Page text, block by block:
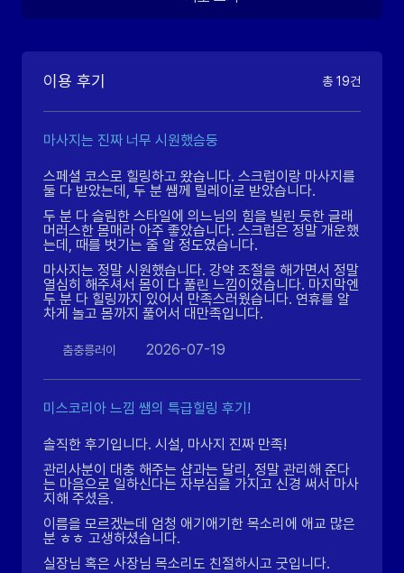
이용 후기 총 19건
마사지는 진짜 너무 시원했슴둥
스페셜 코스로 힐링하고 왔습니다. 스크럽이랑 마사지를
둘 다 받았는데, 두 분 쌤께 릴레이로 받았습니다.
두 분 다 슬림한 스타일에 의느님의 힘을 빌린 듯한 글래
머러스한 몸매라 아주 좋았습니다. 스크럽은 정말 개운했
는데, 때를 벗기는 줄 알 정도였습니다.
마사지는 정말 시원했습니다. 강약 조절을 해가면서 정말
열심히 해주셔서 몸이 다 풀린 느낌이었습니다. 마지막엔
두 분 다 힐링까지 있어서 만족스러웠습니다. 연휴를 알
차게 놀고 몸까지 풀어서 대만족입니다.
춤충릉러이 2026-07-19
미스코리아 느낌 쌤의 특급힐링 후기!
솔직한 후기입니다. 시설, 마사지 진짜 만족!
관리사분이 대충 해주는 샵과는 달리, 정말 관리해 준다
는 마음으로 일하신다는 자부심을 가지고 신경 써서 마사
지해 주셨음.
이름을 모르겠는데 엄청 애기애기한 목소리에 애교 많은
분 ㅎㅎ 고생하셨습니다.
실장님 혹은 사장님 목소리도 친절하시고 굿입니다.